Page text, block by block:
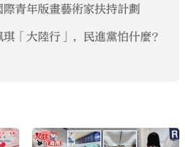
青年版畫藝術家扶持計劃
「大陸行」，民進黨怕什麼？